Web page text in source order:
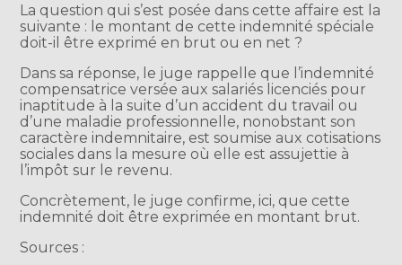
La question qui s’est posée dans cette affaire est la
suivante : le montant de cette indemnité spéciale
doit-il être exprimé en brut ou en net ?
Dans sa réponse, le juge rappelle que l’indemnité
compensatrice versée aux salariés licenciés pour
inaptitude à la suite d’un accident du travail ou
d’une maladie professionnelle, nonobstant son
caractère indemnitaire, est soumise aux cotisations
sociales dans la mesure où elle est assujettie à
l’impôt sur le revenu.
Concrètement, le juge confirme, ici, que cette
indemnité doit être exprimée en montant brut.
Sources :